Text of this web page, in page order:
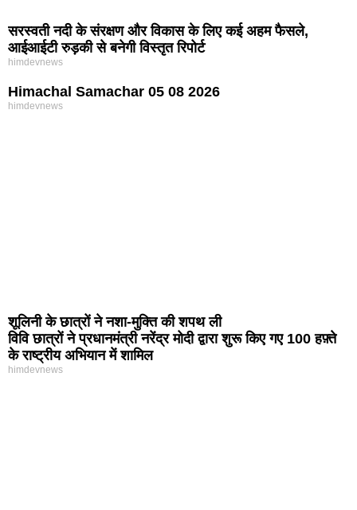
सरस्वती नदी के संरक्षण और विकास के लिए कई अहम फैसले,
आईआईटी रुड़की से बनेगी विस्तृत रिपोर्ट
himdevnews
Himachal Samachar 05 08 2026
himdevnews
शूलिनी के छात्रों ने नशा-मुक्ति की शपथ ली
विवि छात्रों ने प्रधानमंत्री नरेंद्र मोदी द्वारा शुरू किए गए 100 हफ़्ते
के राष्ट्रीय अभियान में शामिल
himdevnews